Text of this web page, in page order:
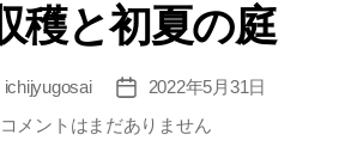
伍
菜
ゴ
リ
穫と初夏の庭
ichijyugosai
投
稿
日
2022年5月31日
玉
コメントはまだありません